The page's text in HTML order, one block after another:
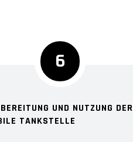
6
UND NUTZUNG DER
TANKSTELLE